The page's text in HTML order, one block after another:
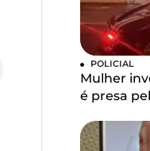
POLICIAL
Mulher
é presa